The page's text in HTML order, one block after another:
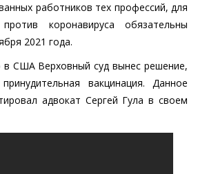
работников тех профессий, для
коронавируса обязательны
2021 года.
США Верховный суд вынес решение,
вакцинация. Данное
адвокат Сергей Гула в своем